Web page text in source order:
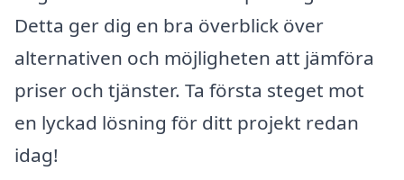
Detta ger dig en bra överblick över
alternativen och möjligheten att jämföra
priser och tjänster. Ta första steget mot
en lyckad lösning för ditt projekt redan
idag!